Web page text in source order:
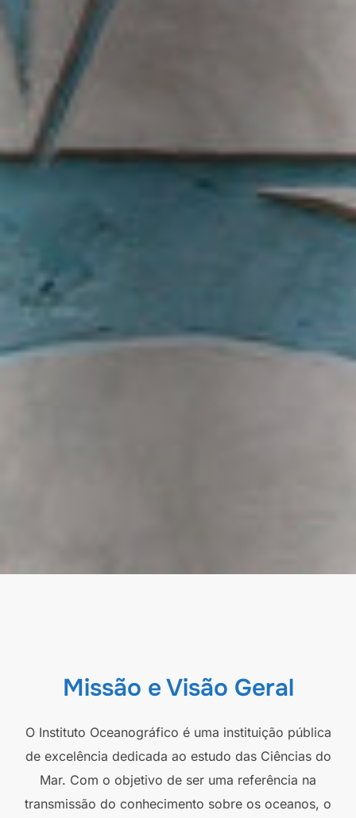
Missão e Visão Geral
O Instituto Oceanográfico é uma instituição pública
de excelência dedicada ao estudo das Ciências do
Mar. Com o objetivo de ser uma referência na
transmissão do conhecimento sobre os oceanos, o